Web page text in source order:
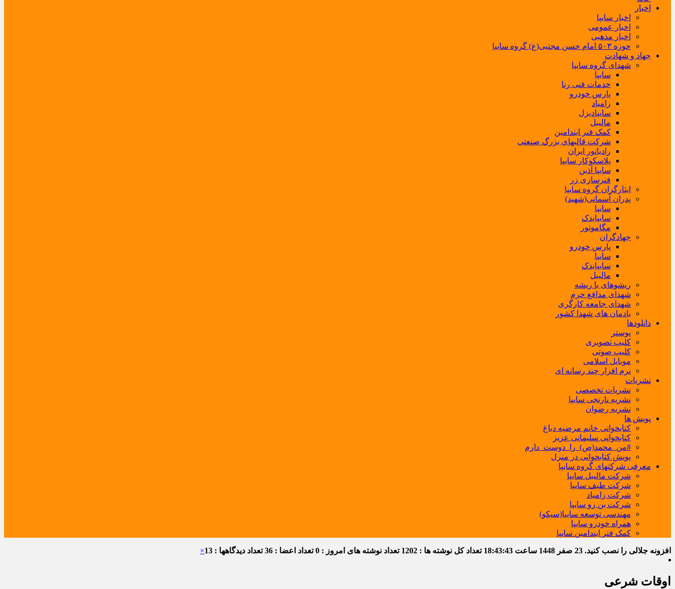
اخبار
اخبار سایپا
اخبار عمومی
اخبار مذهبی
حوزه ۵۰۳ امام حسن مجتبی(ع) گروه سایپا
جهاد و شهادت
شهدای گروه سایپا
سایپا
خدمات فنی رنا
پارس خودرو
زامیاد
سایپادیزل
مالیبل
کمک فنر ایندامین
شرکت قالبهای بزرگ صنعتی
رادیاتور ایران
پلاسکوکار سایپا
سایپا آذین
فنرسازی زر
ایثارگران گروه سایپا
پدران آسمانی(شهید)
سایپا
سایپایدک
مگاموتور
جهادگران
پارس خودرو
سایپا
سایپایدک
مالیبل
ریشوهای با ریشه
شهدای مدافع حرم
شهدای جامعه کارگری
یادمان های شهدا کشور
دانلودها
پوستر
کلیپ تصویری
کلیپ صوتی
موبایل اسلامی
نرم افزار چند رسانه ای
نشریات
نشریات تخصصی
نشریه نارنجی سایپا
نشریه رضوان
پویش ها
کتابخوانی خانم مرضیه دباغ
کتابخوانی سلیمانی عزیز
#من_محمد(ص)_را_دوست_دارم
پویش کتابخوانی در منزل
معرفی شرکتهای گروه سایپا
شرکت مالیبل سایپا
شرکت طیف سایپا
شرکت زامیاد
شرکت بن رو سایپا
مهندسی توسعه سایپا(سیکو)
همراه خودرو سایپا
کمک فنر ایندامین سایپا
افزونه جلالی را نصب کنید. 23 صفر 1448 ساعت 18:43:44 تعداد کل نوشته ها : 1202 تعداد نوشته های امروز : 0 تعداد اعضا : 36 تعداد دیدگاهها : 13 ×
اوقات شرعی